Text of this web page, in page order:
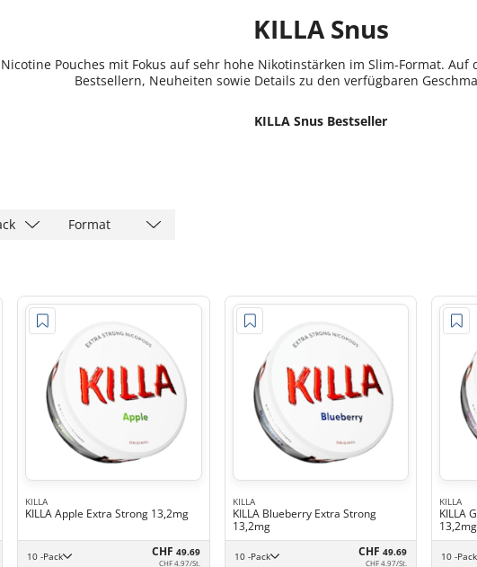
KILLA Snus
Pouches mit Fokus auf sehr hohe Nikotinstärken im Slim-Format.
Bestsellern, Neuheiten sowie Details zu den verfügbaren
KILLA Snus Bestseller
Format
KILLA
KILLA Apple Extra Strong 13,2mg
10 -Pack CHF 49.69
CHF 4.97/St.
KILLA
KILLA Blueberry Extra Strong
13,2mg
10 -Pack CHF49.69
CHF 4.97/St.
KILLA
KILLA
13,2mg
10 -Pack